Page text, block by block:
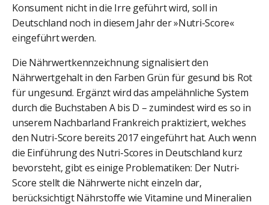
Konsument nicht in die Irre geführt wird, soll in
Deutschland noch in diesem Jahr der »Nutri-Score«
eingeführt werden.
Die Nährwertkennzeichnung signalisiert den
Nährwertgehalt in den Farben Grün für gesund bis Rot
für ungesund. Ergänzt wird das ampelähnliche System
durch die Buchstaben A bis D – zumindest wird es so in
unserem Nachbarland Frankreich praktiziert, welches
den Nutri-Score bereits 2017 eingeführt hat. Auch wenn
die Einführung des Nutri-Scores in Deutschland kurz
bevorsteht, gibt es einige Problematiken: Der Nutri-
Score stellt die Nährwerte nicht einzeln dar,
berücksichtigt Nährstoffe wie Vitamine und Mineralien